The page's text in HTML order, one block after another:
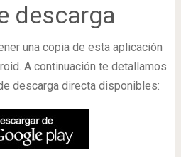
descarga
una copia de esta aplicación
A continuación te detallamos
descarga directa disponibles: